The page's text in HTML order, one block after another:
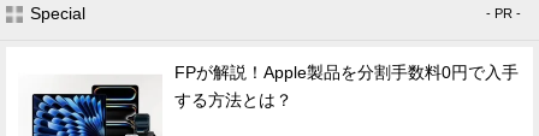
Special - PR -
FPが解説！Apple製品を分割手数料0円で入手
する方法とは？